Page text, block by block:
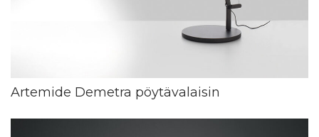
Artemide Demetra pöytävalaisin